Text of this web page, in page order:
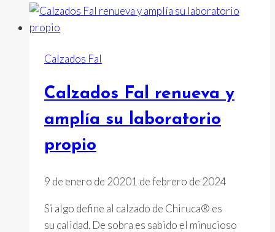
una
de
CO2
gracias
a
la
limpia
Calzados Fal
Calzados Fal renueva y
amplía su laboratorio
propio
9 de enero de 20201 de febrero de 2024
Si algo define al calzado de Chiruca® es
su calidad. De sobra es sabido el minucioso